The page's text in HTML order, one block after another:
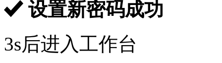
设置新密码成功
3s后进入工作台